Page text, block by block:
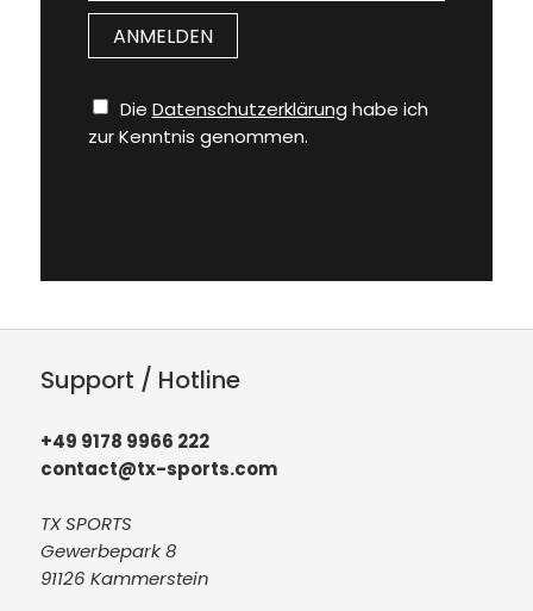
Die Datenschutzerklärung habe ich
zur Kenntnis genommen.
Support / Hotline
+49 9178 9966 222
contact@tx-sports.com
TX SPORTS
Gewerbepark 8
91126 Kammerstein